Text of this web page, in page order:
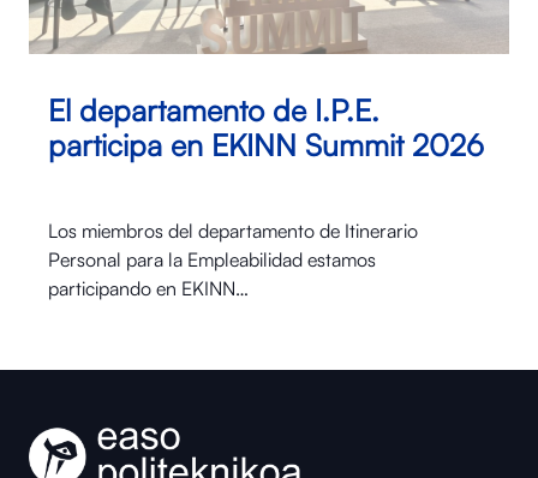
El departamento de I.P.E.
participa en EKINN Summit 2026
Los miembros del departamento de Itinerario
Personal para la Empleabilidad estamos
participando en EKINN…